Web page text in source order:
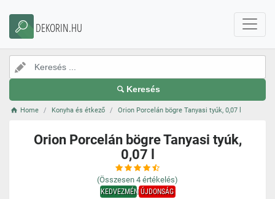
DEKORIN.HU
Keresés
Home Konyha és étkező Orion Porcelán bögre Tanyasi tyúk, 0,07 l
Orion Porcelán bögre Tanyasi tyúk,
0,07 l
(Összesen 4 értékelés)
KEDVEZMÉNYÚJDONSÁG